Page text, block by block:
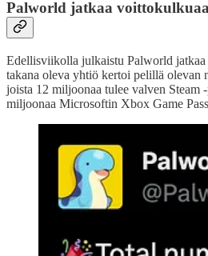
Palworld jatkaa
Edellisviikolla julkaistu Palworld
takana oleva yhtiö kertoi pelillä olevan
joista 12 miljoonaa tulee valven Steam
miljoonaa Microsoftin Xbox Game